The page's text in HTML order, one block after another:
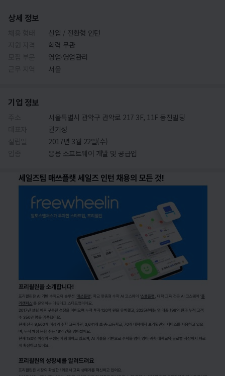
상세 정보
신입 / 전환형 인턴
학력 무관
영업·영업관리
서울
기업 정보
서울특별시 관악구 관악로 217 3F, 11F 동진빌딩
권기성
2017년 3월 22일(수)
응용 소프트웨어 개발 및 공급업